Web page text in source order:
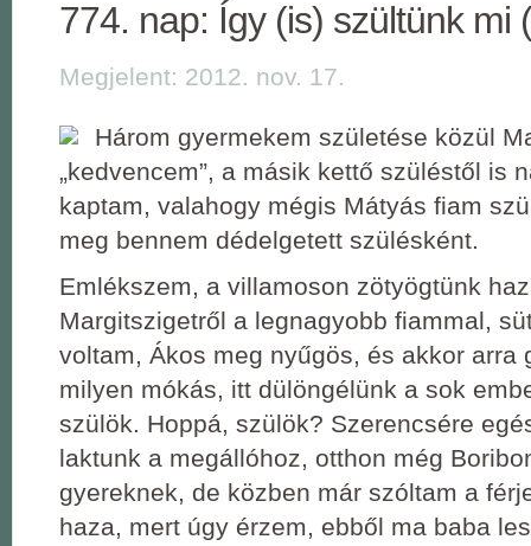
774. nap: Így (is) szültünk mi
Megjelent: 2012. nov. 17.
Három gyermekem születése közül
„kedvencem”, a másik kettő szüléstől is
kaptam, valahogy mégis Mátyás fiam
meg bennem dédelgetett szülésként.
Emlékszem, a villamoson zötyögtünk
Margitszigetről a legnagyobb fiammal,
voltam, Ákos meg nyűgös, és akkor arra
milyen mókás, itt dülöngélünk a sok
szülök. Hoppá, szülök? Szerencsére
laktunk a megállóhoz, otthon még
gyereknek, de közben már szóltam a
haza, mert úgy érzem, ebből ma baba